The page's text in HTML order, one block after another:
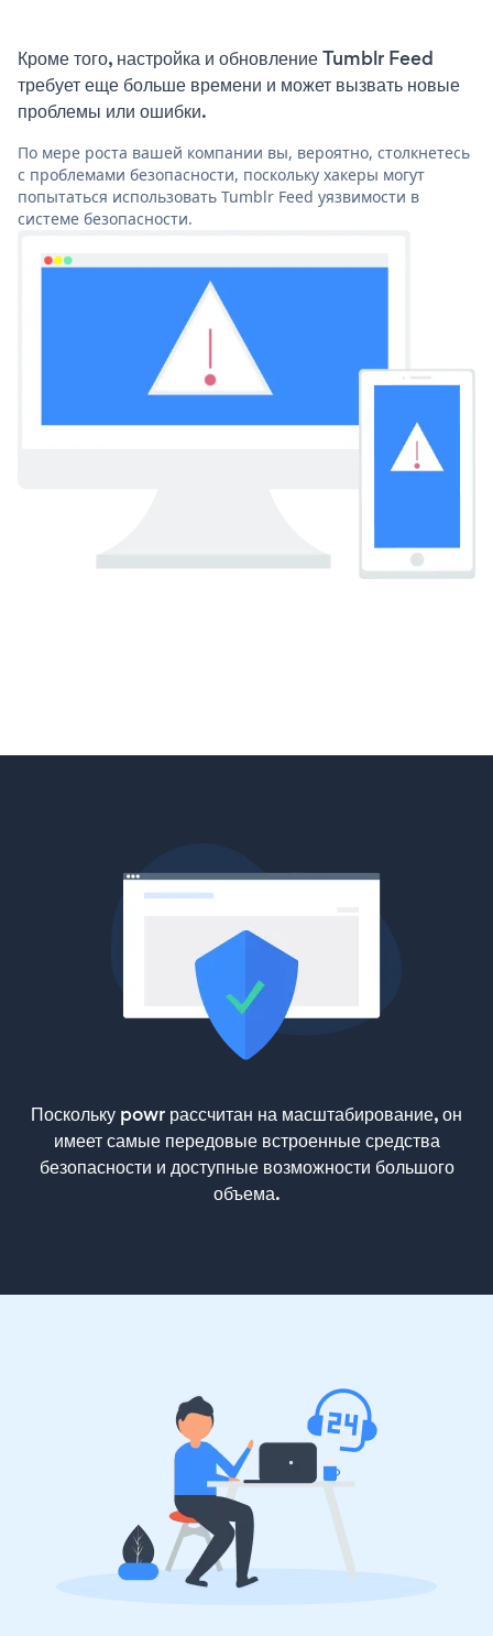
Кроме того, настройка и обновление Tumblr Feed
требует еще больше времени и может вызвать новые
проблемы или ошибки.
По мере роста вашей компании вы, вероятно, столкнетесь
с проблемами безопасности, поскольку хакеры могут
попытаться использовать Tumblr Feed уязвимости в
системе безопасности.
Поскольку powr рассчитан на масштабирование, он
имеет самые передовые встроенные средства
безопасности и доступные возможности большого
объема.